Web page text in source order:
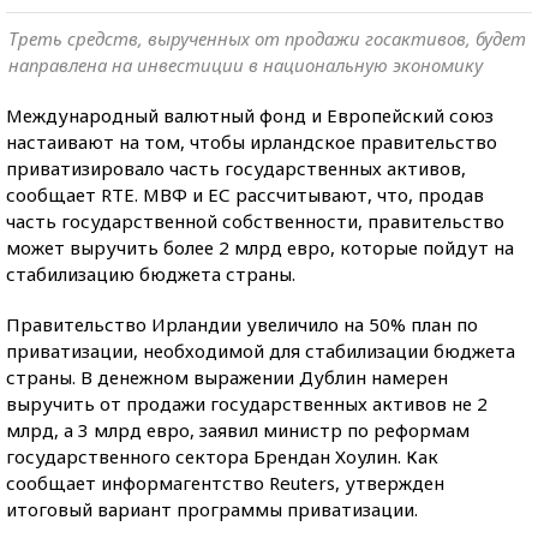
Треть средств, вырученных от продажи госактивов, будет
направлена на инвестиции в национальную экономику
Международный валютный фонд и Европейский союз
настаивают на том, чтобы ирландское правительство
приватизировало часть государственных активов,
сообщает RTE. МВФ и ЕС рассчитывают, что, продав
часть государственной собственности, правительство
может выручить более 2 млрд евро, которые пойдут на
стабилизацию бюджета страны.
Правительство Ирландии увеличило на 50% план по
приватизации, необходимой для стабилизации бюджета
страны. В денежном выражении Дублин намерен
выручить от продажи государственных активов не 2
млрд, а 3 млрд евро, заявил министр по реформам
государственного сектора Брендан Хоулин. Как
сообщает информагентство Reuters, утвержден
итоговый вариант программы приватизации.